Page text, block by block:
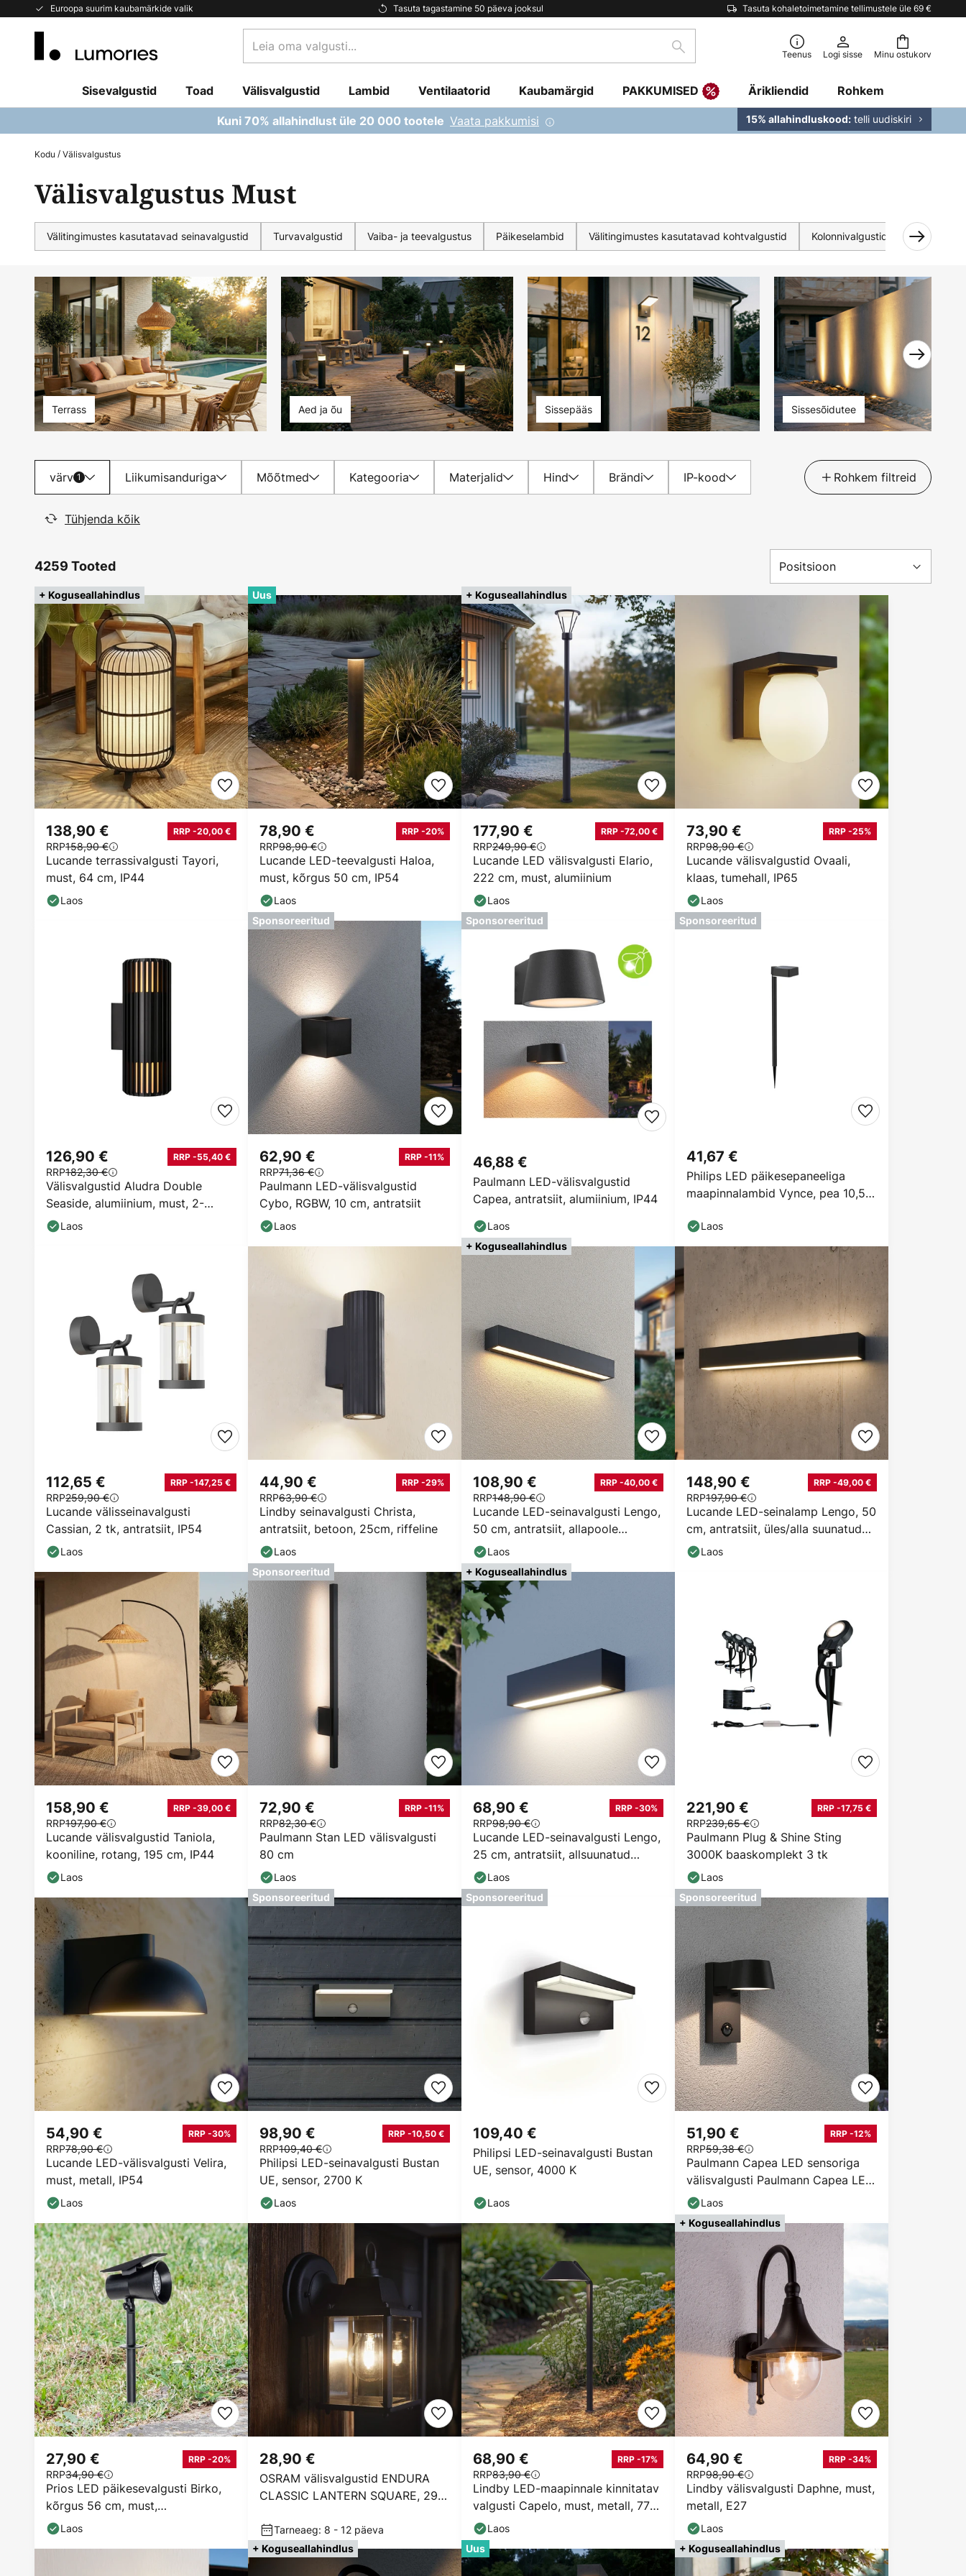
Euroopa suurim kaubamärkide valik Tasuta tagastamine 50 päeva jooksul Tasuta kohaletoimetamine tellimustele üle 69 €
Skip
Minu ostukorv
oma
Otsi Teenus Logi sisse
Sisevalgustid Toad Välisvalgustid Lambid Ventilaatorid Kaubamärgid PAKKUMISED Ärikliendid Rohkem
Kuni 70% allahindlust üle 20 000 tootele Vaata pakkumisi 15% allahindluskood: telli uudiskiri
Kodu Välisvalgustus
Välisvalgustus Must
Välitingimustes kasutatavad seinavalgustid Turvavalgustid Vaiba- ja teevalgustus Päikeselambid Välitingimustes kasutatavad kohtvalgustid Kolonnivalgustid
Terrass Aed ja õu Sissepääs Sissesõidutee
värv 1 Liikumisanduriga Mõõtmed Kategooria Materjalid Hind Brändi IP-kood Rohkem filtreid
Tühjenda kõik
4259 Tooted
+ Koguseallahindlus
Lucande terrassivalgusti Tayori,
must, 64 cm, IP44
138,90 € RRP -20,00 €
RRP158,90 €
Laos
Uus
Lucande LED-teevalgusti Haloa,
must, kõrgus 50 cm, IP54
78,90 € RRP -20%
RRP98,90 €
Laos
+ Koguseallahindlus
Lucande LED välisvalgusti Elario,
222 cm, must, alumiinium
177,90 € RRP -72,00 €
RRP249,90 €
Laos
Lucande välisvalgustid Ovaali,
klaas, tumehall, IP65
73,90 € RRP -25%
RRP98,90 €
Laos
Välisvalgustid Aludra Double
Seaside, alumiinium, must, 2-
osaline.
126,90 € RRP -55,40 €
RRP182,30 €
Laos
Sponsoreeritud
Paulmann LED-välisvalgustid
Cybo, RGBW, 10 cm, antratsiit
62,90 € RRP -11%
RRP71,36 €
Laos
Sponsoreeritud
Paulmann LED-välisvalgustid
Capea, antratsiit, alumiinium, IP44
46,88 €
Laos
Sponsoreeritud
Philips LED päikesepaneeliga
maapinnalambid Vynce, pea 10,5 x
41,67 €
Laos
Lucande välisseinavalgusti
Cassian, 2 tk, antratsiit, IP54
112,65 € RRP -147,25 €
RRP259,90 €
Laos
Lindby seinavalgusti Christa,
antratsiit, betoon, 25cm, riffeline
44,90 € RRP -29%
RRP63,90 €
Laos
+ Koguseallahindlus
Lucande LED-seinavalgusti Lengo,
50 cm, antratsiit, allapoole
suunatud, 3000 K
108,90 € RRP -40,00 €
RRP148,90 €
Laos
Lucande LED-seinalamp Lengo, 50
cm, antratsiit, üles/alla suunatud
valgus, 3000
148,90 € RRP -49,00 €
RRP197,90 €
Laos
Lucande välisvalgustid Taniola,
kooniline, rotang, 195 cm, IP44
158,90 € RRP -39,00 €
RRP197,90 €
Laos
Sponsoreeritud
Paulmann Stan LED välisvalgusti
80 cm
72,90 € RRP -11%
RRP82,30 €
Laos
+ Koguseallahindlus
Lucande LED-seinavalgusti Lengo,
25 cm, antratsiit, allsuunatud
valgus, 3000 K
68,90 € RRP -30%
RRP98,90 €
Laos
Paulmann Plug & Shine Sting
3000K baaskomplekt 3 tk
221,90 € RRP -17,75 €
RRP239,65 €
Laos
Lucande LED-välisvalgusti Velira,
must, metall, IP54
54,90 € RRP -30%
RRP78,90 €
Laos
Sponsoreeritud
Philipsi LED-seinavalgusti Bustan
UE, sensor, 2700 K
98,90 € RRP -10,50 €
RRP109,40 €
Laos
Sponsoreeritud
Philipsi LED-seinavalgusti Bustan
UE, sensor, 4000 K
109,40 €
Laos
Sponsoreeritud
Paulmann Capea LED sensoriga
välisvalgusti Paulmann Capea LED
seinalamp
51,90 € RRP -12%
RRP59,38 €
Laos
Prios LED päikesevalgusti Birko,
kõrgus 56 cm, must,
maapinnaläbiviimine
27,90 € RRP -20%
RRP34,90 €
Laos
OSRAM välisvalgustid ENDURA
CLASSIC LANTERN SQUARE, 29
28,90 €
Tarneaeg: 8 - 12 päeva
Lindby LED-maapinnale kinnitatav
valgusti Capelo, must, metall, 77
cm
68,90 € RRP -17%
RRP83,90 €
Laos
+ Koguseallahindlus
Lindby välisvalgusti Daphne, must,
metall, E27
64,90 € RRP -34%
RRP98,90 €
Laos
+ Koguseallahindlus Uus + Koguseallahindlus